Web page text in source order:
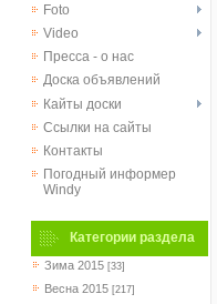
Foto
Video
Пресса - о нас
Доска объявлений
Кайты доски
Ссылки на сайты
Контакты
Погодный информер
Windy
Категории раздела
Зима 2015 [33]
Весна 2015 [217]